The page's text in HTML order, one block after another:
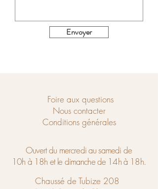
Envoyer
Foire aux questions
Nous contacter
Conditions générales
Ouvert du mercredi au samedi de
10h à 18h et le dimanche de 14h à 18h.
Chaussé de Tubize 208